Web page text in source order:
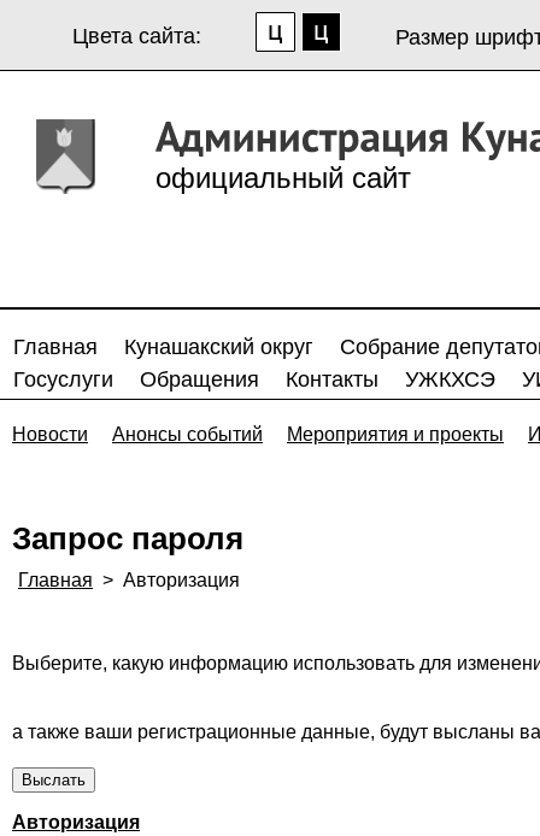
Цвета сайта: Размер
официальный сайт
Главная Кунашакский округ
Собрание
Госуслуги
Обращения Контакты УЖКХСЭ
Новости Анонсы событий Мероприятия и проекты
Запрос пароля
Главная > Авторизация
Выберите, какую информацию использовать для
а также ваши регистрационные данные, будут высланы
Авторизация